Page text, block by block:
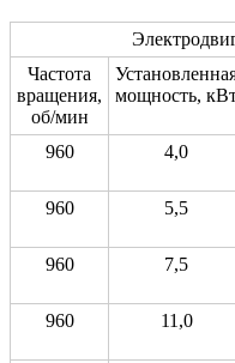
Частота
вращения,
об/мин
мощность,
960 4,0
960 5,5
960 7,5
960 11,0